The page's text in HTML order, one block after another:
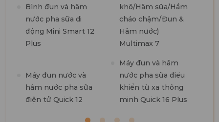
Bình đun và hâm
nước pha sữa di
động Mini Smart 12
Plus
khô/Hâm sữa/Hầm
cháo chậm/Đun &
Hâm nước)
Multimax 7
Máy đun nước và
hâm nước pha sữa
điện tử Quick 12
Máy đun và hâm
nước pha sữa điều
khiển từ xa thông
minh Quick 16 Plus